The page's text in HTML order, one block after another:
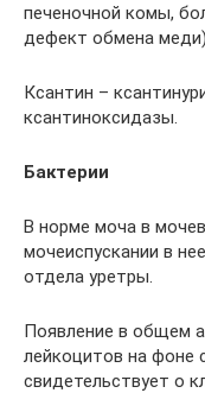
печеночной комы,
дефект обмена меди).
Ксантин –
ксантиноксидазы.
Бактерии
В норме моча в
мочеиспускании в
отдела уретры.
Появление в общем
лейкоцитов на фоне
свидетельствует о